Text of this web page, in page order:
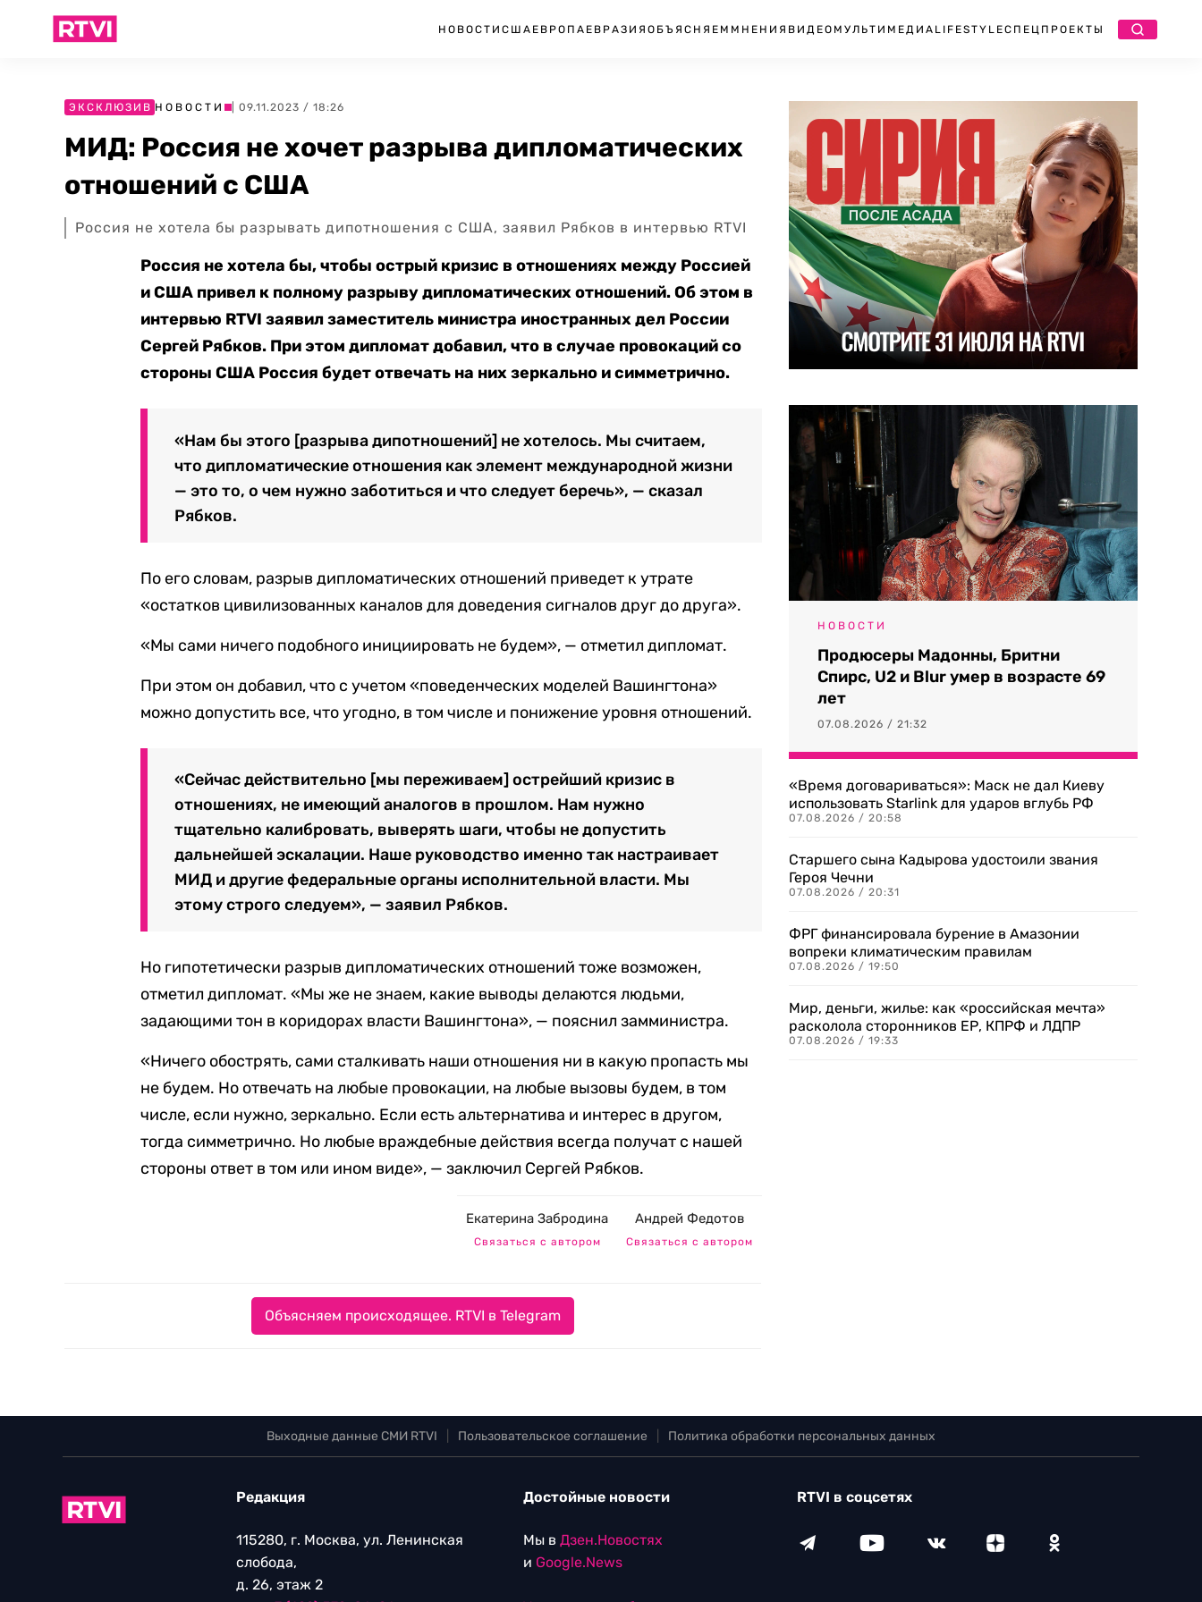
НОВОСТИ США ЕВРОПА ЕВРАЗИЯ ОБЪЯСНЯЕМ МНЕНИЯ ВИДЕО МУЛЬТИМЕДИА LIFESTYLEСПЕЦПРОЕКТЫ
ЭКСКЛЮЗИВ НОВОСТИ | 09.11.2023 / 18:26
МИД: Россия не хочет разрыва дипломатических
отношений с США
Россия не хотела бы разрывать дипотношения с США, заявил Рябков в интервью RTVI
Россия не хотела бы, чтобы острый кризис в отношениях между Россией
и США привел к полному разрыву дипломатических отношений. Об этом в
интервью RTVI заявил заместитель министра иностранных дел России
Сергей Рябков. При этом дипломат добавил, что в случае провокаций со
стороны США Россия будет отвечать на них зеркально и симметрично.
«Нам бы этого [разрыва дипотношений] не хотелось. Мы считаем,
что дипломатические отношения как элемент международной жизни
— это то, о чем нужно заботиться и что следует беречь», — сказал
Рябков.
По его словам, разрыв дипломатических отношений приведет к утрате
«остатков цивилизованных каналов для доведения сигналов друг до друга».
«Мы сами ничего подобного инициировать не будем», — отметил дипломат.
При этом он добавил, что с учетом «поведенческих моделей Вашингтона»
можно допустить все, что угодно, в том числе и понижение уровня отношений.
«Сейчас действительно [мы переживаем] острейший кризис в
отношениях, не имеющий аналогов в прошлом. Нам нужно
тщательно калибровать, выверять шаги, чтобы не допустить
дальнейшей эскалации. Наше руководство именно так настраивает
МИД и другие федеральные органы исполнительной власти. Мы
этому строго следуем», — заявил Рябков.
Но гипотетически разрыв дипломатических отношений тоже возможен,
отметил дипломат. «Мы же не знаем, какие выводы делаются людьми,
задающими тон в коридорах власти Вашингтона», — пояснил замминистра.
«Ничего обострять, сами сталкивать наши отношения ни в какую пропасть мы
не будем. Но отвечать на любые провокации, на любые вызовы будем, в том
числе, если нужно, зеркально. Если есть альтернатива и интерес в другом,
тогда симметрично. Но любые враждебные действия всегда получат с нашей
стороны ответ в том или ином виде», — заключил Сергей Рябков.
Екатерина Забродина
Связаться с автором
Андрей Федотов
Связаться с автором
Объясняем происходящее. RTVI в Telegram
НОВОСТИ
Продюсеры Мадонны, Бритни
Спирс, U2 и Blur умер в возрасте 69
лет
07.08.2026 / 21:32
«Время договариваться»: Маск не дал Киеву
использовать Starlink для ударов вглубь РФ
07.08.2026 / 20:58
Старшего сына Кадырова удостоили звания
Героя Чечни
07.08.2026 / 20:31
ФРГ финансировала бурение в Амазонии
вопреки климатическим правилам
07.08.2026 / 19:50
Мир, деньги, жилье: как «российская мечта»
расколола сторонников ЕР, КПРФ и ЛДПР
07.08.2026 / 19:33
Выходные данные СМИ RTVI Пользовательское соглашение Политика обработки персональных данных
Редакция
115280, г. Москва, ул. Ленинская
слобода,
д. 26, этаж 2
Достойные новости
Мы в Дзен.Новостях
и Google.News
RTVI в соцсетях